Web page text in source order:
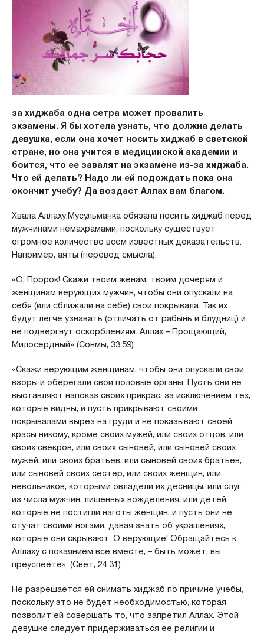
за хиджаба одна сетра может провалить
экзамены. Я бы хотела узнать, что должна делать
девушка, если она хочет носить хиджаб в светской
стране, но она учится в медицинской академии и
боится, что ее завалят на экзамене из-за хиджаба.
Что ей делать? Надо ли ей подождать пока она
окончит учебу? Да воздаст Аллах вам благом.
Хвала Аллаху.Мусульманка обязана носить хиджаб перед
мужчинами немахрамами, поскольку существует
огромное количество всем известных доказательств.
Например, аяты (перевод смысла):
«О, Пророк! Скажи твоим женам, твоим дочерям и
женщинам верующих мужчин, чтобы они опускали на
себя (или сближали на себе) свои покрывала. Так их
будут легче узнавать (отличать от рабынь и блудниц) и
не подвергнут оскорблениям. Аллах – Прощающий,
Милосердный» (Сонмы, 33:59)
«Скажи верующим женщинам, чтобы они опускали свои
взоры и оберегали свои половые органы. Пусть они не
выставляют напоказ своих прикрас, за исключением тех,
которые видны, и пусть прикрывают своими
покрывалами вырез на груди и не показывают своей
красы никому, кроме своих мужей, или своих отцов, или
своих свекров, или своих сыновей, или сыновей своих
мужей, или своих братьев, или сыновей своих братьев,
или сыновей своих сестер, или своих женщин, или
невольников, которыми овладели их десницы, или слуг
из числа мужчин, лишенных вожделения, или детей,
которые не постигли наготы женщин; и пусть они не
стучат своими ногами, давая знать об украшениях,
которые они скрывают. О верующие! Обращайтесь к
Аллаху с покаянием все вместе, – быть может, вы
преуспеете». (Свет, 24:31)
Не разрешается ей снимать хиджаб по причине учебы,
поскольку это не будет необходимостью, которая
позволит ей совершать то, что запретил Аллах. Этой
девушке следует придерживаться ее религии и